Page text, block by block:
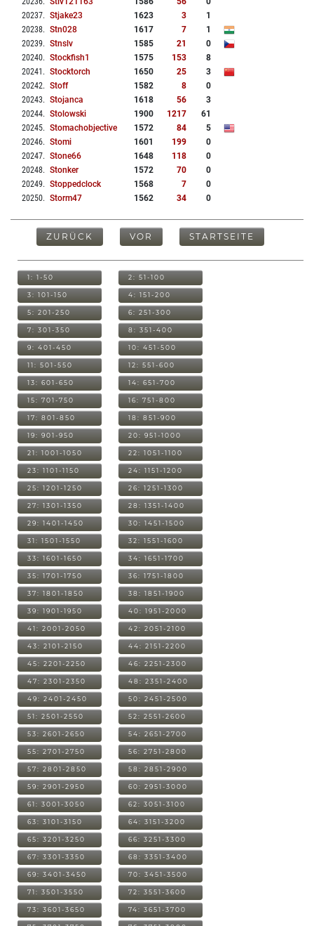
20237. Stjake23 1623 3
1
20238. Stn028 1617 7
1
20239. Stnslv 1585 21
0
20240. Stockfish1 1575 153
8
20241 . Stocktorch 1650 25
3
20242. Stoff 1582 8
0
20243. Stojanca 1618 56
3
20244. Stolowski 1900 1217
61
20245. Stomachobjective 1572 84
5
20246. Stomi 1601 199
0
20247. Stone66 1648 118
0
20248. Stonker 1572 70
0
20249. Stoppedclock 1568 7
0
20250. Storm47 1562 34 0
ZURÜCK VOR STARTSEITE
1: 1-50 2: 51-100
3: 101-150 4: 151-200
5: 201-250 6: 251-300
7: 301-350 8: 351-400
9: 401-450 10: 451-500
11: 501-550 12: 551-600
13: 601-650 14: 651-700
15: 701-750 16: 751-800
17: 801-850 18: 851-900
19: 901-950 20: 951-1000
21: 1001-1050 22: 1051-1100
23: 1101-1150 24: 1151-1200
25: 1201-1250 26: 1251-1300
27: 1301-1350 28: 1351-1400
29: 1401-1450 30: 1451-1500
31: 1501-1550 32: 1551-1600
33: 1601-1650 34: 1651-1700
35: 1701-1750 36: 1751-1800
37: 1801-1850 38: 1851-1900
39: 1901-1950 40: 1951-2000
41: 2001-2050 42: 2051-2100
43: 2101-2150 44: 2151-2200
45: 2201-2250 46: 2251-2300
47: 2301-2350 48: 2351-2400
49: 2401-2450 50: 2451-2500
51: 2501-2550 52: 2551-2600
53: 2601-2650 54: 2651-2700
55: 2701-2750 56: 2751-2800
57: 2801-2850 58: 2851-2900
59: 2901-2950 60: 2951-3000
61: 3001-3050 62: 3051-3100
63: 3101-3150 64: 3151-3200
65: 3201-3250 66: 3251-3300
67: 3301-3350 68: 3351-3400
69: 3401-3450 70: 3451-3500
71: 3501-3550 72: 3551-3600
73: 3601-3650 74: 3651-3700